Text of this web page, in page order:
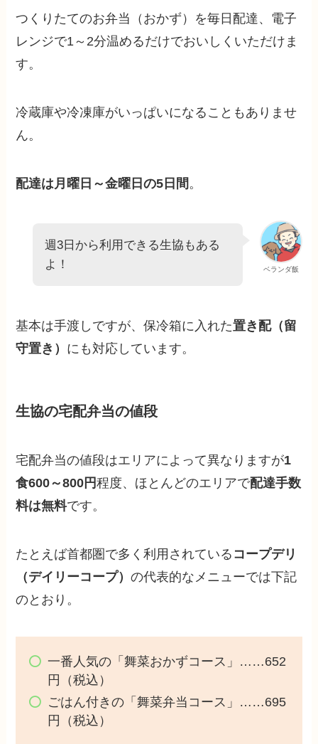
つくりたてのお弁当（おかず）を毎日配達、電子
レンジで1～2分温めるだけでおいしくいただけま
す。
冷蔵庫や冷凍庫がいっぱいになることもありませ
ん。
配達は月曜日～金曜日の5日間 。
ベランダ飯
週3日から利用できる生協もある
よ！
基本は手渡しですが、保冷箱に入れた置き配（留
守置き） にも対応しています。
生協の宅配弁当の値段
宅配弁当の値段はエリアによって異なりますが1
食600～800円程度、ほとんどのエリアで配達手数
料は無料です。
たとえば首都圏で多く利用されている コープデリ
（デイリーコープ）の代表的なメニューでは下記
のとおり。
一番人気の「舞菜おかずコース」……652
円（税込）
ごはん付きの「舞菜弁当コース」……695
円（税込）